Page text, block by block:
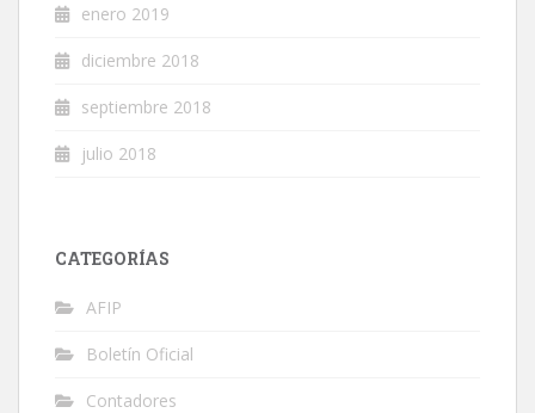
enero 2019
diciembre 2018
septiembre 2018
julio 2018
CATEGORÍAS
AFIP
Boletín Oficial
Contadores